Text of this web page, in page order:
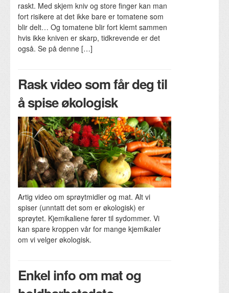
raskt. Med skjem kniv og store finger kan man
fort risikere at det ikke bare er tomatene som
blir delt… Og tomatene blir fort klemt sammen
hvis ikke kniven er skarp, tidkrevende er det
også. Se på denne […]
Rask video som får deg til
å spise økologisk
Artig video om sprøytmidler og mat. Alt vi
spiser (unntatt det som er økologisk) er
sprøytet. Kjemikaliene fører til sydommer. Vi
kan spare kroppen vår for mange kjemikaler
om vi velger økologisk.
Enkel info om mat og